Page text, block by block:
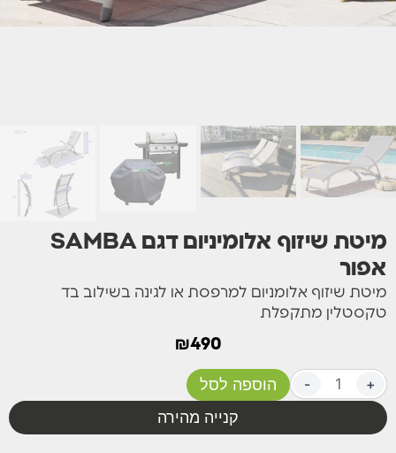
מיטת שיזוף אלומיניום דגם SAMBA
אפור
מיטת שיזוף אלומניום למרפסת או לגינה בשילוב בד
טקסטלין מתקפלת
₪490
- +
הוספה לסל
קנייה מהירה